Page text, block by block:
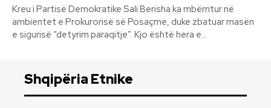
Kreu i Partisë Demokratike Sali Berisha ka mbërritur në
ambientet e Prokurorisë së Posaçme, duke zbatuar masën
e sigurisë “detyrim paraqitje”. Kjo është hera e...
Shqipëria Etnike